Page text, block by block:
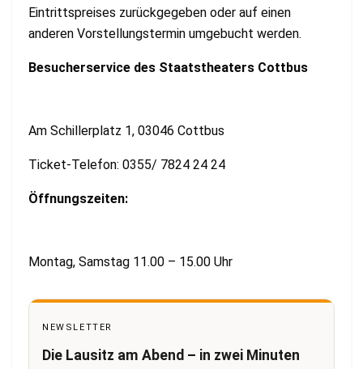
Eintrittspreises zurückgegeben oder auf einen
anderen Vorstellungstermin umgebucht werden.
Besucherservice des Staatstheaters Cottbus
Am Schillerplatz 1, 03046 Cottbus
Ticket-Telefon: 0355/ 7824 24 24
Öffnungszeiten:
Montag, Samstag 11.00 – 15.00 Uhr
NEWSLETTER
Die Lausitz am Abend – in zwei Minuten